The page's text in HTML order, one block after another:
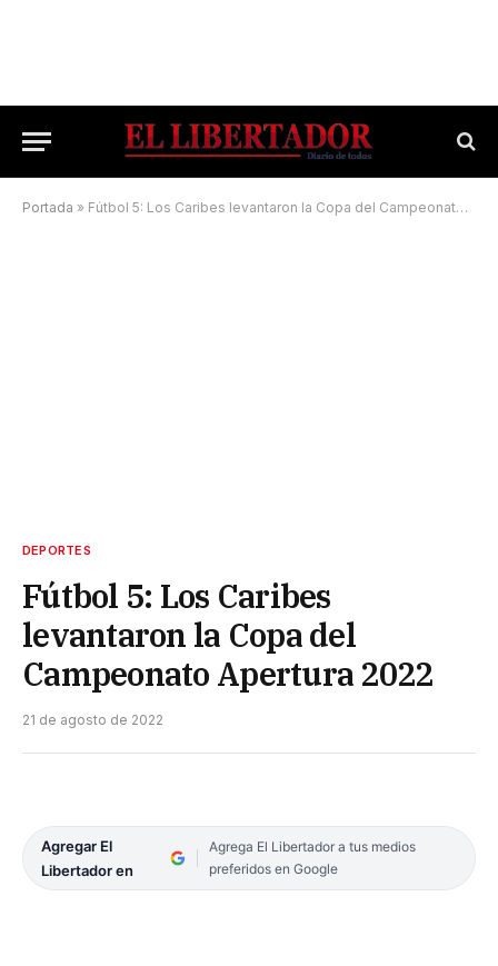
Portada » Fútbol 5: Los Caribes levantaron la Copa del Campeonato Apertura 2022
DEPORTES
Fútbol 5: Los Caribes
levantaron la Copa del
Campeonato Apertura 2022
21 de agosto de 2022
Agregar El
Libertador en
Agrega El Libertador a tus medios
preferidos en Google